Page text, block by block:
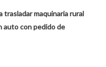
trasladar maquinaria rural
auto con pedido de